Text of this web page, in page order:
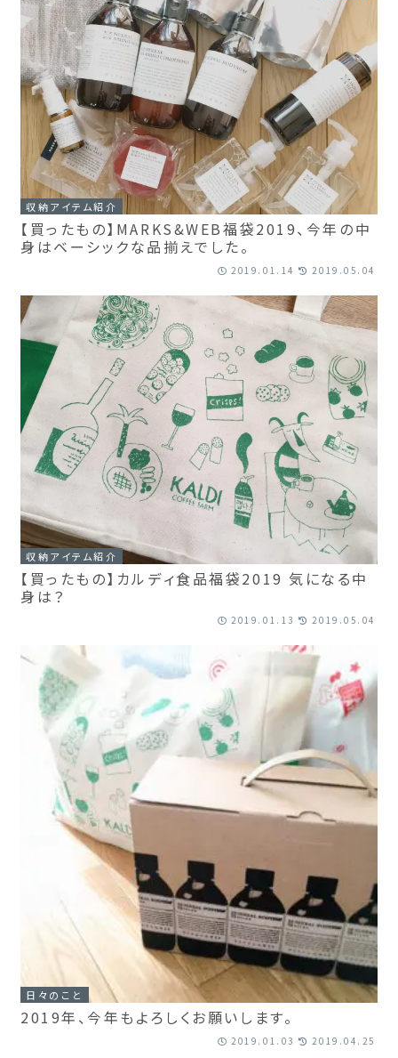
収納アイテム紹介
【買ったもの】MARKS&WEB福袋2019、今年の中
身はベーシックな品揃えでした。
2019.01.14 2019.05.04
収納アイテム紹介
【買ったもの】カルディ食品福袋2019 気になる中
身は？
2019.01.13 2019.05.04
日々のこと
2019年、今年もよろしくお願いします。
2019.01.03 2019.04.25